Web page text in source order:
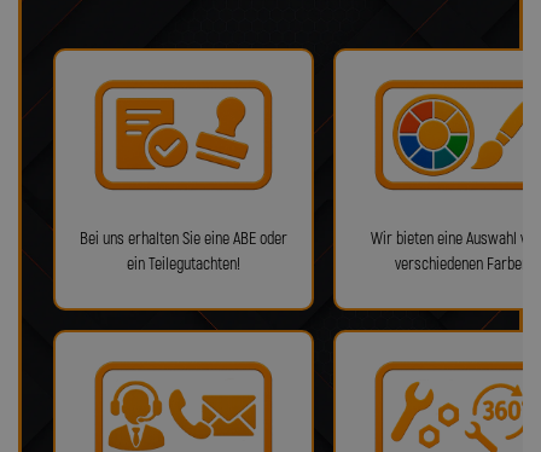
Bei uns erhalten Sie eine ABE oder
ein Teilegutachten!
Wir bieten eine Auswahl
verschiedenen Farben!